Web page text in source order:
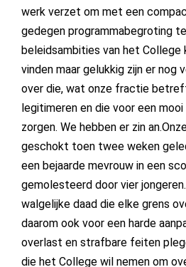
werk verzet om met een
gedegen programmabegroting
beleidsambities van het College
vinden maar gelukkig zijn er nog
over die, wat onze fractie
legitimeren en die voor een
zorgen. We hebben er zin
geschokt toen twee weken
een bejaarde mevrouw in een
gemolesteerd door vier
walgelijke daad die elke grens
daarom ook voor een harde
overlast en strafbare feiten
die het College wil nemen om